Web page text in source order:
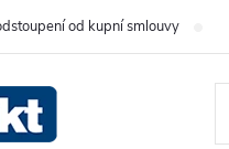
od kupní smlouvy